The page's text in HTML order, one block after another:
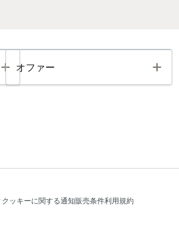
Toggle
オファー
クッキーに関する通知販売条件利用規約